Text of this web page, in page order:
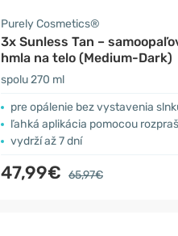
Purely Cosmetics®
3x Sunless Tan –
hmla na telo (Medium-Dark)
spolu 270 ml
pre opálenie bez vystavenia
ľahká aplikácia pomocou
vydrží až 7 dní
47,99€ 65,97€